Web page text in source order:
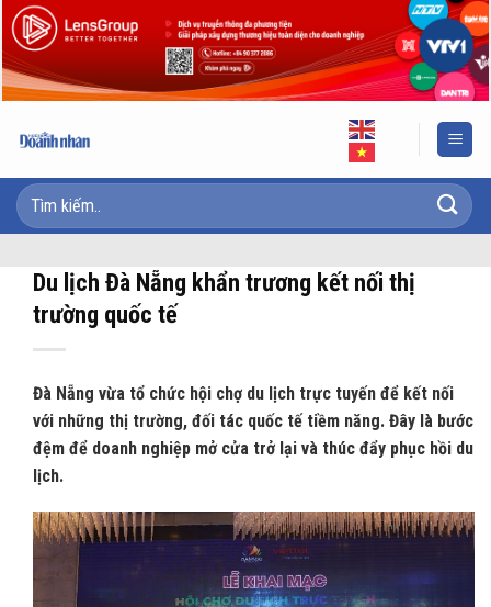
Skip
to
content
Du lịch Đà Nẵng khẩn trương kết nối thị
trường quốc tế
Đà Nẵng vừa tổ chức hội chợ du lịch trực tuyến để kết nối
với những thị trường, đối tác quốc tế tiềm năng. Đây là bước
đệm để doanh nghiệp mở cửa trở lại và thúc đẩy phục hồi du
lịch.